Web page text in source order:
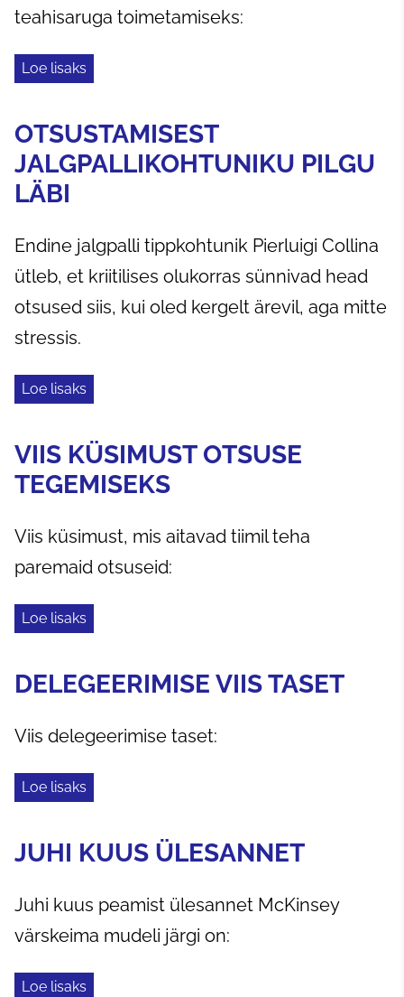
teahisaruga toimetamiseks:
Loe lisaks
OTSUSTAMISEST
JALGPALLIKOHTUNIKU PILGU
LÄBI
Endine jalgpalli tippkohtunik Pierluigi Collina
ütleb, et kriitilises olukorras sünnivad head
otsused siis, kui oled kergelt ärevil, aga mitte
stressis.
Loe lisaks
VIIS KÜSIMUST OTSUSE
TEGEMISEKS
Viis küsimust, mis aitavad tiimil teha
paremaid otsuseid:
Loe lisaks
DELEGEERIMISE VIIS TASET
Viis delegeerimise taset:
Loe lisaks
JUHI KUUS ÜLESANNET
Juhi kuus peamist ülesannet McKinsey
värskeima mudeli järgi on:
Loe lisaks